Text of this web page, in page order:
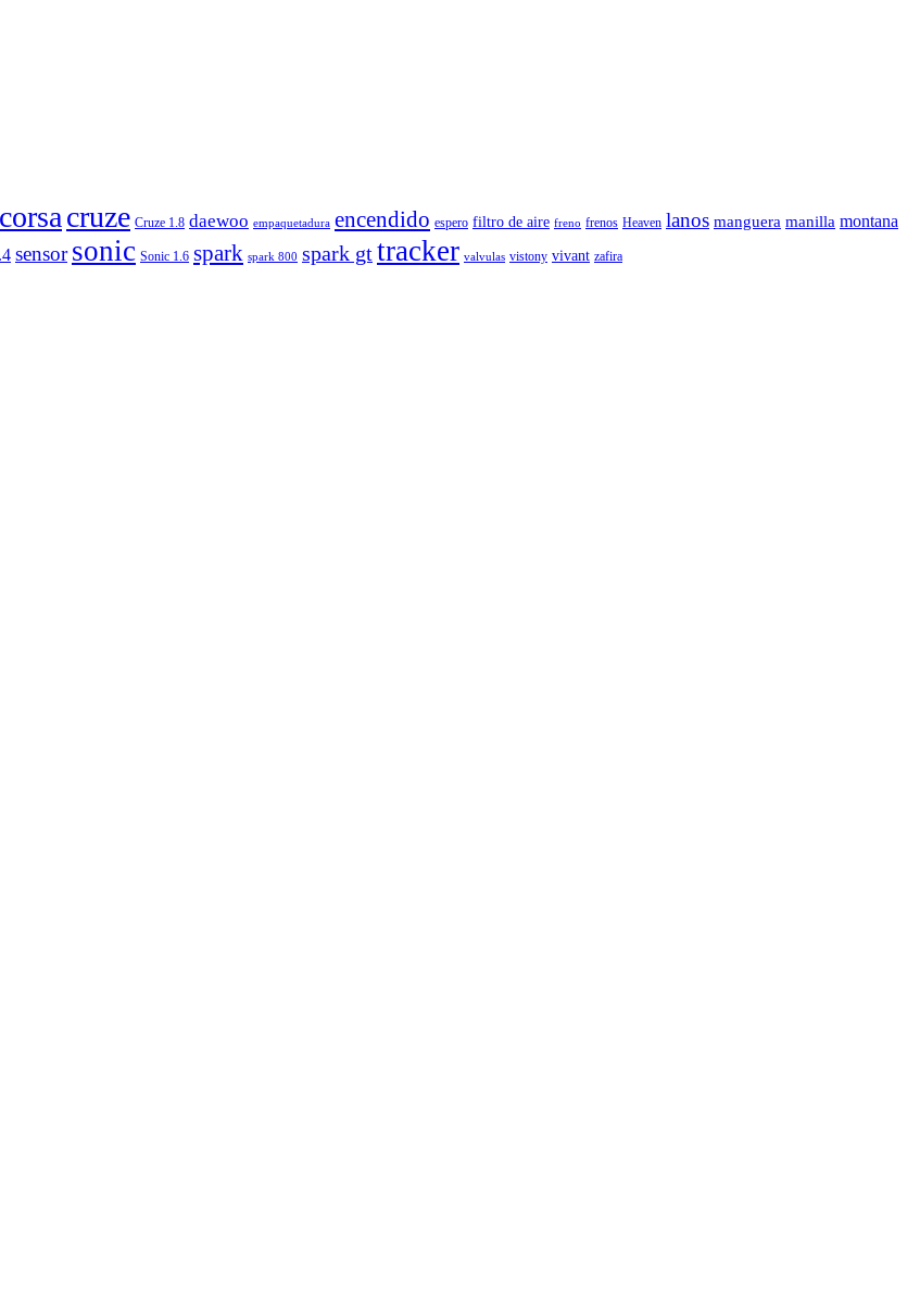
corsacruze Cruze 1.8 daewoo empaquetadura encendido espero filtro de aire freno frenos Heaven lanos manguera manilla montana
sensor sonic Sonic 1.6 spark spark 800 spark gttracker valvulas vistony vivant zafira